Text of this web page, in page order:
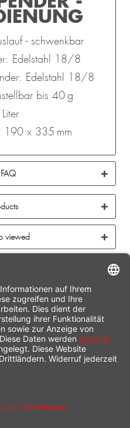
- schwenkbar
Edelstahl 18/8
Edelstahl 18/8
bis 40 g
x 335 mm
viewed